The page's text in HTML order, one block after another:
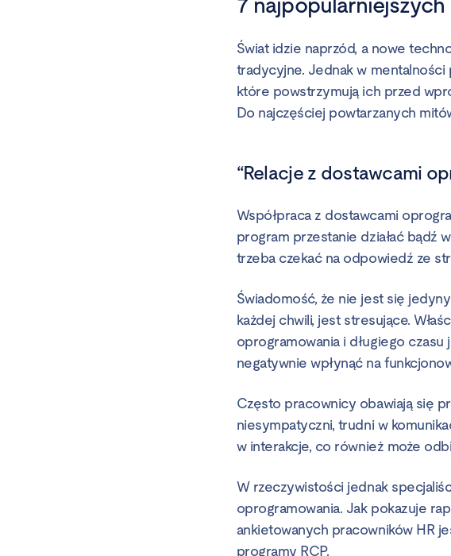
Świat idzie naprzód, a nowe
tradycyjne. Jednak w
które powstrzymują ich przed
Do najczęściej powtarzanych
“Relacje z dostawcami
Współpraca z dostawcami
program przestanie działać bądź
trzeba czekać na odpowiedź ze
Świadomość, że nie jest się
każdej chwili, jest stresujące.
oprogramowania i długiego
negatywnie wpłynąć na
Często pracownicy obawiają się
niesympatyczni, trudni w
w interakcje, co również może
W rzeczywistości jednak
oprogramowania. Jak pokazuje
ankietowanych pracowników HR
programy RCP.